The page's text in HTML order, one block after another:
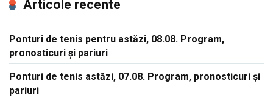
Articole recente
Ponturi de tenis pentru astăzi, 08.08. Program,
pronosticuri și pariuri
Ponturi de tenis astăzi, 07.08. Program, pronosticuri și
pariuri